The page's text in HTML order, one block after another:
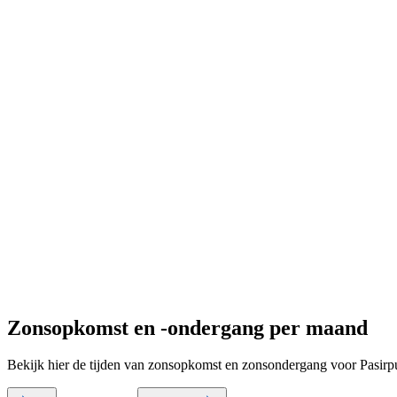
Zonsopkomst en -ondergang per maand
Bekijk hier de tijden van zonsopkomst en zonsondergang voor